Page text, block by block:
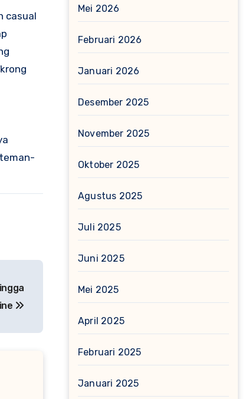
casual
Mei 2026
Februari 2026
Januari 2026
Desember 2025
November 2025
Oktober 2025
Agustus 2025
Juli 2025
Juni 2025
Mei 2025
April 2025
Februari 2025
Januari 2025